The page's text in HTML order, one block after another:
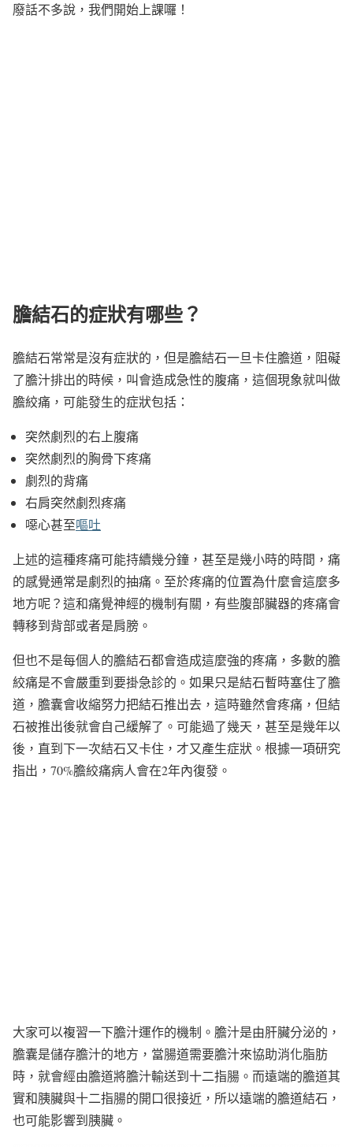
廢話不多說，我們開始上課囉！
膽結石的症狀有哪些？
膽結石常常是沒有症狀的，但是膽結石一旦卡住膽道，阻礙
了膽汁排出的時候，叫會造成急性的腹痛，這個現象就叫做
膽絞痛，可能發生的症狀包括：
突然劇烈的右上腹痛
突然劇烈的胸骨下疼痛
劇烈的背痛
右肩突然劇烈疼痛
噁心甚至嘔吐
上述的這種疼痛可能持續幾分鐘，甚至是幾小時的時間，痛
的感覺通常是劇烈的抽痛。至於疼痛的位置為什麼會這麼多
地方呢？這和痛覺神經的機制有關，有些腹部臟器的疼痛會
轉移到背部或者是肩膀。
但也不是每個人的膽結石都會造成這麼強的疼痛，多數的膽
絞痛是不會嚴重到要掛急診的。如果只是結石暫時塞住了膽
道，膽囊會收縮努力把結石推出去，這時雖然會疼痛，但結
石被推出後就會自己緩解了。可能過了幾天，甚至是幾年以
後，直到下一次結石又卡住，才又產生症狀。根據一項研究
指出，70%膽絞痛病人會在2年內復發。
大家可以複習一下膽汁運作的機制。膽汁是由肝臟分泌的，
膽囊是儲存膽汁的地方，當腸道需要膽汁來協助消化脂肪
時，就會經由膽道將膽汁輸送到十二指腸。而遠端的膽道其
實和胰臟與十二指腸的開口很接近，所以遠端的膽道結石，
也可能影響到胰臟。